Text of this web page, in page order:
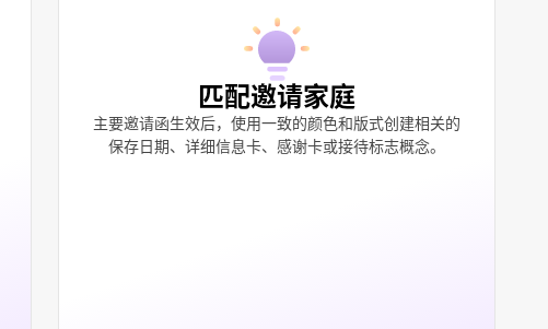
匹配邀请家庭
主要邀请函生效后，使用一致的颜色和版式创建相关的
保存日期、详细信息卡、感谢卡或接待标志概念。